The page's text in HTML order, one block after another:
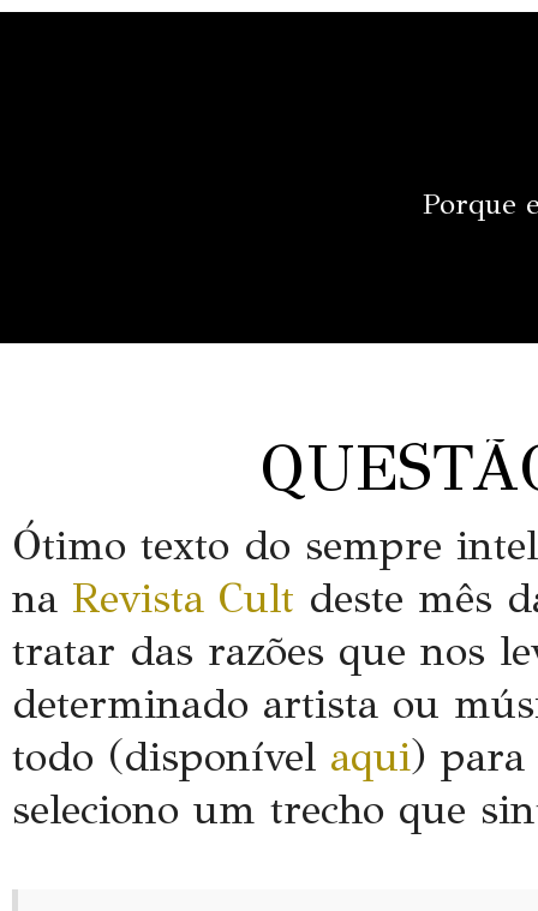
Porque
Ótimo texto do sempre
na Revista Cult deste mês
tratar das razões que nos
determinado artista ou
todo (disponível aqui) para
seleciono um trecho que